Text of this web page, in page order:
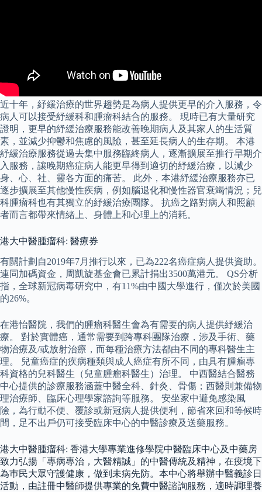
近十年，紓緩治療的世界趨勢是為病人提供更早的介入服務，令
病人可以接受紓緩科和腫瘤科結合的服務。 現時已有大量研究
證明，更早的紓緩治療服務能改善晚期病人及其家人的生活質
素，並減少抑鬱和焦慮的風險，甚至延長病人的生存期。 本港
紓緩治療服務從過去集中服務臨終病人，逐漸擴展至推行早期介
入服務，讓晚期癌症病人能更早得到適切的紓緩治療，以減少
身、心、社、靈各方面的痛苦。 此外，本港紓緩治療服務亦已
逐步擴展至其他慢性疾病，例如腦退化和慢性器官衰竭情況；兒
科腫瘤科也有其獨立的紓緩治療團隊。 抗癌之路對病人和照顧
者而言都帶來情緒上、身體上和心理上的消耗。
港大中醫腫瘤科: 醫療券
有關計劃自2019年7月推行以來，已為222名癌症病人提供資助。
連同加碼資金，周凱旋基金會已累計捐出3500萬港元。 QS分析
指，全球新冠病毒研究中，有11%由中國大學進行，僅次於美國
的26%。
在港怡醫院，我們的腫瘤科醫生會為有需要的病人提供紓緩治
療。 對於實體癌，通常需要到跨專科團隊治療，涉及手術、藥
物治療及/或放射治療，而每種治療方法都由不同的專科醫生主
理。 兒童癌症的疾病種類與成人癌症有所不同，由具有腫瘤專
科資格的兒科醫生（兒童腫瘤科醫生）治理。 中西醫結合醫務
中心提供的診療服務涵蓋中醫全科、針灸、骨傷；西醫則兼備物
理治療師、臨床心理學家諮詢等服務。 安坐家中避免感染風
險，為行動不便、覆診或新冠病人提供便利，節省來回和等候時
間，足不出戶仍可接受臨床中心的中醫診療及送藥服務。
港大中醫腫瘤科: 香港大學專業進修學院中醫臨床中心及中藥房
致力弘揚「專病專治，大醫精誠」的中醫傳統及精神，在疫境下
為巿民大眾守護健康，做到未病先防。本中心將舉辦中醫義診日
活動，由註冊中醫師提供專業的免費中醫諮詢服務，適時調理養